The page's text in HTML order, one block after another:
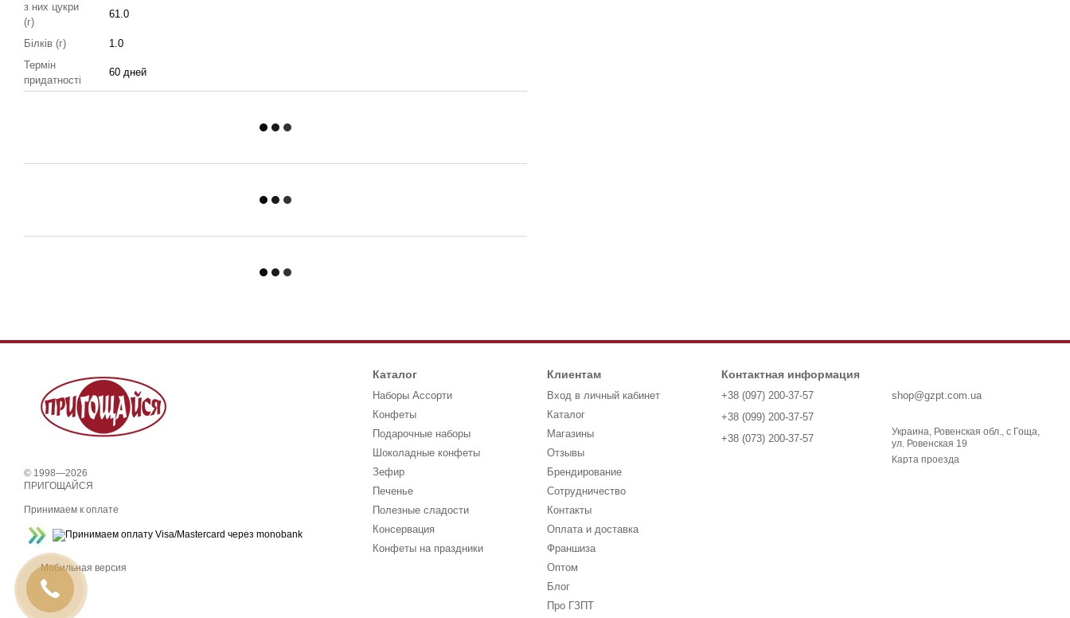
з них цукри
(г)
61.0
Білків (г)
1.0
Термін
придатності
60 дней
© 1998—2026
ПРИГОЩАЙСЯ
Принимаем к оплате
Мобильная версия
Каталог
Наборы Ассорти
Конфеты
Подарочные наборы
Шоколадные конфеты
Зефир
Печенье
Полезные сладости
Консервация
Конфеты на праздники
Клиентам
Вход в личный кабинет
Каталог
Магазины
Отзывы
Брендирование
Сотрудничество
Контакты
Оплата и доставка
Франшиза
Оптом
Блог
Про ГЗПТ
Контактная информация
+38 (097) 200-37-57
+38 (099) 200-37-57
+38 (073) 200-37-57
shop@gzpt.com.ua
Украина, Ровенская обл., с Гоща,
ул. Ровенская 19
Карта проезда